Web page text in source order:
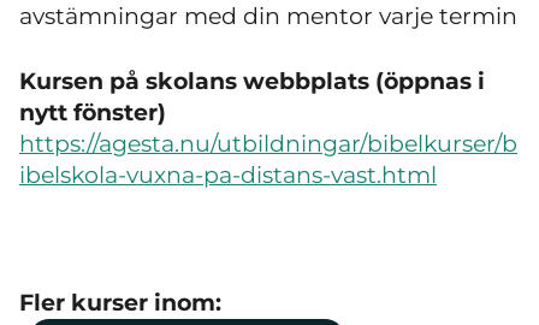
avstämningar med din mentor varje termin
Kursen på skolans webbplats (öppnas i
nytt fönster)
https://agesta.nu/utbildningar/bibelkurser/b
ibelskola-vuxna-pa-distans-vast.html
Fler kurser inom: